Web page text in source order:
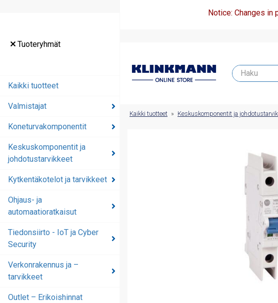
Tuoteryhmät
Kaikki tuotteet
Valmistajat
Koneturvakomponentit
Keskuskomponentit ja
johdotustarvikkeet
Kytkentäkotelot ja tarvikkeet
Ohjaus- ja
automaatioratkaisut
Tiedonsiirto - IoT ja Cyber
Security
Verkonrakennus ja –
tarvikkeet
Outlet – Erikoishinnat
Notice: Changes in
Kaikki tuotteet » Keskuskomponentit ja